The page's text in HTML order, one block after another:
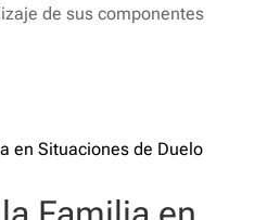
de sus componentes